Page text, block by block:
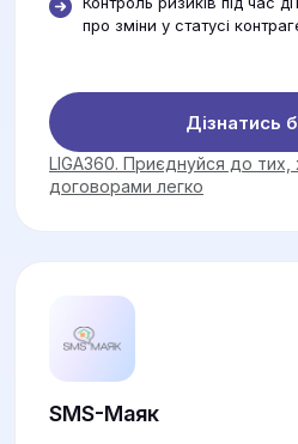
про зміни у статусі
Дізнатись
LIGA360. Приєднуйся до
договорами легко
SMS-Маяк